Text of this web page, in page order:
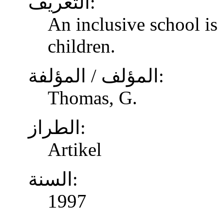
An inclusive school
children.
المؤلف / المؤلفة:
Thomas, G.
الطراز:
Artikel
السنة:
1997